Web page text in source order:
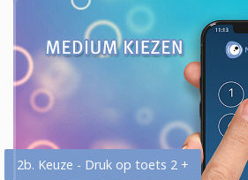
2b. Keuze - Druk op toets 2 +